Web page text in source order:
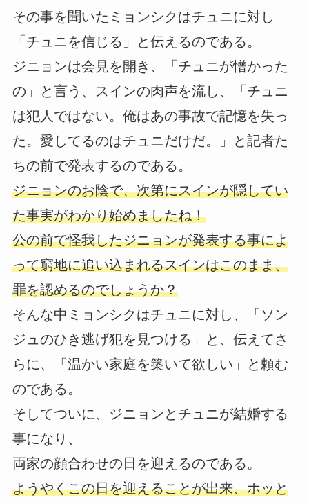
その事を聞いたミョンシクはチュニに対し
「チュニを信じる」と伝えるのである。
ジニョンは会見を開き、「チュニが憎かった
の」と言う、スインの肉声を流し、「チュニ
は犯人ではない。俺はあの事故で記憶を失っ
た。愛してるのはチュニだけだ。」と記者た
ちの前で発表するのである。
ジニョンのお陰で、次第にスインが隠してい
た事実がわかり始めましたね！
公の前で怪我したジニョンが発表する事によ
って窮地に追い込まれるスインはこのまま、
罪を認めるのでしょうか？
そんな中ミョンシクはチュニに対し、「ソン
ジュのひき逃げ犯を見つける」と、伝えてさ
らに、「温かい家庭を築いて欲しい」と頼む
のである。
そしてついに、ジニョンとチュニが結婚する
事になり、
両家の顔合わせの日を迎えるのである。
ようやくこの日を迎えることが出来、ホッと